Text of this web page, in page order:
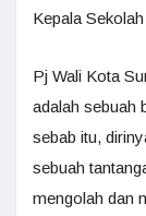
Kepala
Pj Wali Kota
adalah sebuah
sebab itu,
sebuah
mengolah dan